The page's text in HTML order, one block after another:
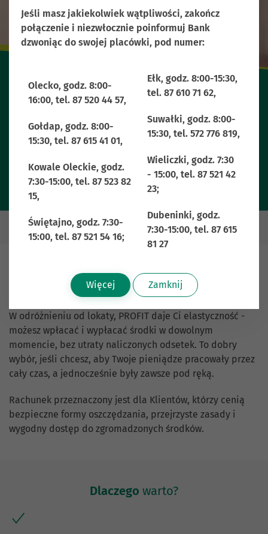
Rachunek oszczędnościowy PROFIT
Chcesz zadbać o swoje oszczędności i jednocześnie mieć
do nich stały dostęp?
W odróżnieniu od lokaty, PROFIT daje Ci elastyczność -
możesz wpłacać i wypłacać środki w dowolnym
momencie, bez utraty naliczonych odsetek. To dobry
wybór, jeśli chcesz, aby Twoje pieniądze pracowały przez
cały czas, a jednocześnie były zawsze pod ręką.
Rachunek przeznaczony jest dla Klientów, którzy cenią
bezpieczne formy oszczędzania, przejrzyste zasady i
wygodny dostęp do zgromadzonych środków.
Dlaczego warto?
Jeśli masz jakiekolwiek wątpliwości, zakończ
połączenie i niezwłocznie poinformuj Bank
dzwoniąc do swojej placówki, pod numer:
Olecko, godz. 8:00-
16:00, tel. 87 520 44 57,
Gołdap, godz. 8:00-
15:30, tel. 87 615 41 01,
Kowale Oleckie, godz.
7:30-15:00, tel. 87 523 82
15,
Świętajno, godz. 7:30-
15:00, tel. 87 521 54 16;
Ełk, godz. 8:00-15:30,
tel. 87 610 71 62,
Suwałki, godz. 8:00-
15:30, tel. 572 776 819,
Wieliczki, godz. 7:30
- 15:00, tel. 87 521 42
23;
Dubeninki, godz.
7:30-15:00, tel. 87 615
81 27
Więcej Zamknij